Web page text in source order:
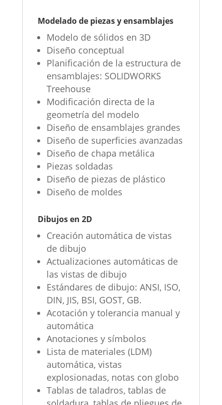
Modelado de piezas y ensamblajes
Modelo de sólidos en 3D
Diseño conceptual
Planificación de la estructura de
ensamblajes: SOLIDWORKS
Treehouse
Modificación directa de la
geometría del modelo
Diseño de ensamblajes grandes
Diseño de superficies avanzadas
Diseño de chapa metálica
Piezas soldadas
Diseño de piezas de plástico
Diseño de moldes
Dibujos en 2D
Creación automática de vistas
de dibujo
Actualizaciones automáticas de
las vistas de dibujo
Estándares de dibujo: ANSI, ISO,
DIN, JIS, BSI, GOST, GB.
Acotación y tolerancia manual y
automática
Anotaciones y símbolos
Lista de materiales (LDM)
automática, vistas
explosionadas, notas con globo
Tablas de taladros, tablas de